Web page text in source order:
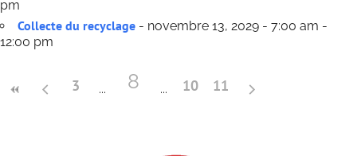
pm
Collecte du recyclage - novembre 13, 2029 - 7:00 am -
12:00 pm
3 8 10 11